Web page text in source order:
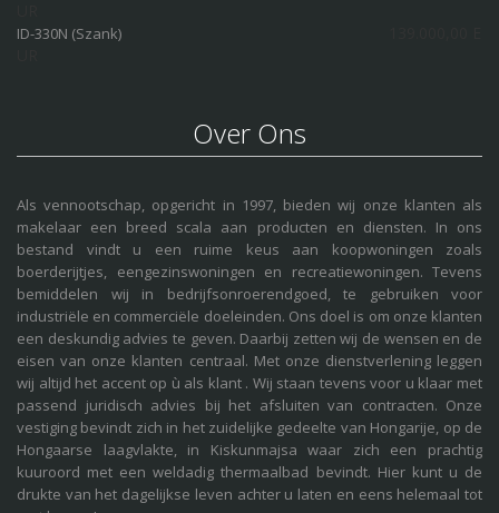
ID-330N (Szank)
Over Ons
Als vennootschap, opgericht in 1997, bieden wij onze klanten als
makelaar een breed scala aan producten en diensten. In ons
bestand vindt u een ruime keus aan koopwoningen zoals
boerderijtjes, eengezinswoningen en recreatiewoningen. Tevens
bemiddelen wij in bedrijfsonroerendgoed, te gebruiken voor
industriële en commerciële doeleinden. Ons doel is om onze klanten
een deskundig advies te geven. Daarbij zetten wij de wensen en de
eisen van onze klanten centraal. Met onze dienstverlening leggen
wij altijd het accent op ù als klant . Wij staan tevens voor u klaar met
passend juridisch advies bij het afsluiten van contracten. Onze
vestiging bevindt zich in het zuidelijke gedeelte van Hongarije, op de
Hongaarse laagvlakte, in Kiskunmajsa waar zich een prachtig
kuuroord met een weldadig thermaalbad bevindt. Hier kunt u de
drukte van het dagelijkse leven achter u laten en eens helemaal tot